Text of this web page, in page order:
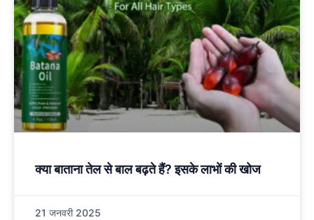
क्या बाताना तेल से बाल बढ़ते हैं? इसके लाभों की खोज
21 जनवरी 2025